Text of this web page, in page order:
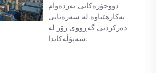
دووجۆرەکانی بەردەوام
بەکارهێناوە لە سەرەتایی
دەرکردنی گەڕووی زۆر لە
شەپۆڵەکاندا.